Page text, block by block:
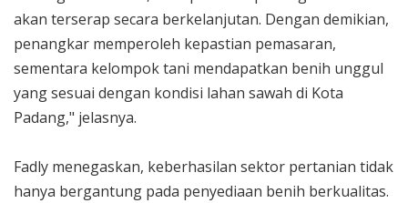
akan terserap secara berkelanjutan. Dengan demikian,
penangkar memperoleh kepastian pemasaran,
sementara kelompok tani mendapatkan benih unggul
yang sesuai dengan kondisi lahan sawah di Kota
Padang," jelasnya.
Fadly menegaskan, keberhasilan sektor pertanian tidak
hanya bergantung pada penyediaan benih berkualitas.